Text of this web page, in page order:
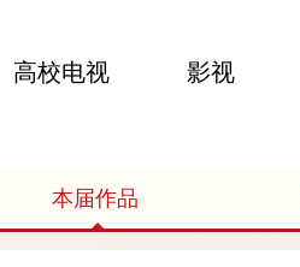
高校电视 影视
本届作品